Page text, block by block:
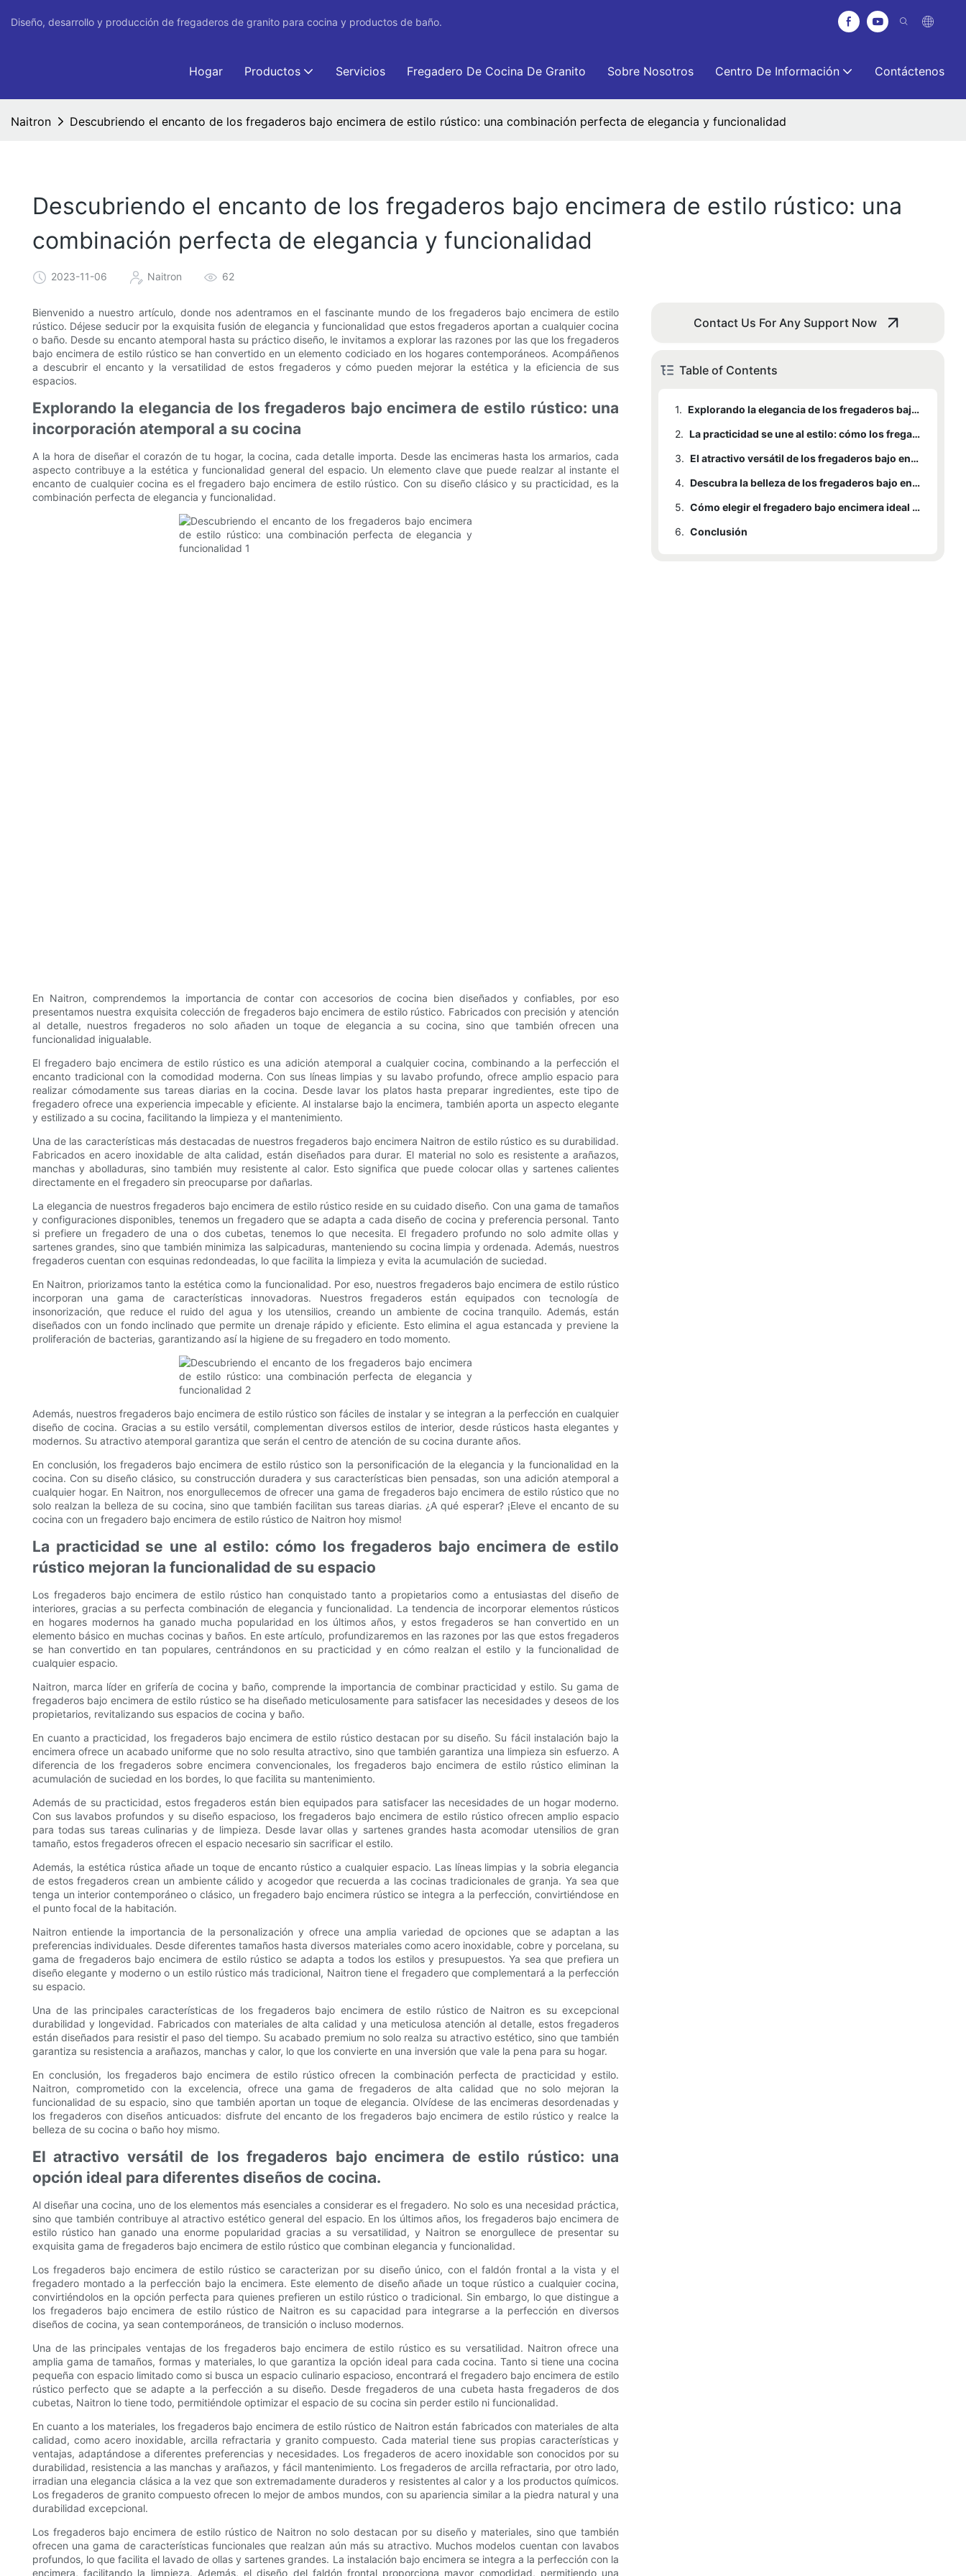
Diseño, desarrollo y producción de fregaderos de granito para cocina y productos de baño.
Hogar Productos Servicios Fregadero De Cocina De Granito Sobre Nosotros Centro De Información Contáctenos
Naitron Descubriendo el encanto de los fregaderos bajo encimera de estilo rústico: una combinación perfecta de elegancia y funcionalidad
Descubriendo el encanto de los fregaderos bajo encimera de estilo rústico: una
combinación perfecta de elegancia y funcionalidad
2023-11-06 Naitron 62
Bienvenido a nuestro artículo, donde nos adentramos en el fascinante mundo de los fregaderos bajo encimera de estilo
rústico. Déjese seducir por la exquisita fusión de elegancia y funcionalidad que estos fregaderos aportan a cualquier cocina
o baño. Desde su encanto atemporal hasta su práctico diseño, le invitamos a explorar las razones por las que los fregaderos
bajo encimera de estilo rústico se han convertido en un elemento codiciado en los hogares contemporáneos. Acompáñenos
a descubrir el encanto y la versatilidad de estos fregaderos y cómo pueden mejorar la estética y la eficiencia de sus
espacios.
Explorando la elegancia de los fregaderos bajo encimera de estilo rústico: una
incorporación atemporal a su cocina
A la hora de diseñar el corazón de tu hogar, la cocina, cada detalle importa. Desde las encimeras hasta los armarios, cada
aspecto contribuye a la estética y funcionalidad general del espacio. Un elemento clave que puede realzar al instante el
encanto de cualquier cocina es el fregadero bajo encimera de estilo rústico. Con su diseño clásico y su practicidad, es la
combinación perfecta de elegancia y funcionalidad.
En Naitron, comprendemos la importancia de contar con accesorios de cocina bien diseñados y confiables, por eso
presentamos nuestra exquisita colección de fregaderos bajo encimera de estilo rústico. Fabricados con precisión y atención
al detalle, nuestros fregaderos no solo añaden un toque de elegancia a su cocina, sino que también ofrecen una
funcionalidad inigualable.
El fregadero bajo encimera de estilo rústico es una adición atemporal a cualquier cocina, combinando a la perfección el
encanto tradicional con la comodidad moderna. Con sus líneas limpias y su lavabo profundo, ofrece amplio espacio para
realizar cómodamente sus tareas diarias en la cocina. Desde lavar los platos hasta preparar ingredientes, este tipo de
fregadero ofrece una experiencia impecable y eficiente. Al instalarse bajo la encimera, también aporta un aspecto elegante
y estilizado a su cocina, facilitando la limpieza y el mantenimiento.
Una de las características más destacadas de nuestros fregaderos bajo encimera Naitron de estilo rústico es su durabilidad.
Fabricados en acero inoxidable de alta calidad, están diseñados para durar. El material no solo es resistente a arañazos,
manchas y abolladuras, sino también muy resistente al calor. Esto significa que puede colocar ollas y sartenes calientes
directamente en el fregadero sin preocuparse por dañarlas.
La elegancia de nuestros fregaderos bajo encimera de estilo rústico reside en su cuidado diseño. Con una gama de tamaños
y configuraciones disponibles, tenemos un fregadero que se adapta a cada diseño de cocina y preferencia personal. Tanto
si prefiere un fregadero de una o dos cubetas, tenemos lo que necesita. El fregadero profundo no solo admite ollas y
sartenes grandes, sino que también minimiza las salpicaduras, manteniendo su cocina limpia y ordenada. Además, nuestros
fregaderos cuentan con esquinas redondeadas, lo que facilita la limpieza y evita la acumulación de suciedad.
En Naitron, priorizamos tanto la estética como la funcionalidad. Por eso, nuestros fregaderos bajo encimera de estilo rústico
incorporan una gama de características innovadoras. Nuestros fregaderos están equipados con tecnología de
insonorización, que reduce el ruido del agua y los utensilios, creando un ambiente de cocina tranquilo. Además, están
diseñados con un fondo inclinado que permite un drenaje rápido y eficiente. Esto elimina el agua estancada y previene la
proliferación de bacterias, garantizando así la higiene de su fregadero en todo momento.
Además, nuestros fregaderos bajo encimera de estilo rústico son fáciles de instalar y se integran a la perfección en cualquier
diseño de cocina. Gracias a su estilo versátil, complementan diversos estilos de interior, desde rústicos hasta elegantes y
modernos. Su atractivo atemporal garantiza que serán el centro de atención de su cocina durante años.
En conclusión, los fregaderos bajo encimera de estilo rústico son la personificación de la elegancia y la funcionalidad en la
cocina. Con su diseño clásico, su construcción duradera y sus características bien pensadas, son una adición atemporal a
cualquier hogar. En Naitron, nos enorgullecemos de ofrecer una gama de fregaderos bajo encimera de estilo rústico que no
solo realzan la belleza de su cocina, sino que también facilitan sus tareas diarias. ¿A qué esperar? ¡Eleve el encanto de su
cocina con un fregadero bajo encimera de estilo rústico de Naitron hoy mismo!
La practicidad se une al estilo: cómo los fregaderos bajo encimera de estilo
rústico mejoran la funcionalidad de su espacio
Los fregaderos bajo encimera de estilo rústico han conquistado tanto a propietarios como a entusiastas del diseño de
interiores, gracias a su perfecta combinación de elegancia y funcionalidad. La tendencia de incorporar elementos rústicos
en hogares modernos ha ganado mucha popularidad en los últimos años, y estos fregaderos se han convertido en un
elemento básico en muchas cocinas y baños. En este artículo, profundizaremos en las razones por las que estos fregaderos
se han convertido en tan populares, centrándonos en su practicidad y en cómo realzan el estilo y la funcionalidad de
cualquier espacio.
Naitron, marca líder en grifería de cocina y baño, comprende la importancia de combinar practicidad y estilo. Su gama de
fregaderos bajo encimera de estilo rústico se ha diseñado meticulosamente para satisfacer las necesidades y deseos de los
propietarios, revitalizando sus espacios de cocina y baño.
En cuanto a practicidad, los fregaderos bajo encimera de estilo rústico destacan por su diseño. Su fácil instalación bajo la
encimera ofrece un acabado uniforme que no solo resulta atractivo, sino que también garantiza una limpieza sin esfuerzo. A
diferencia de los fregaderos sobre encimera convencionales, los fregaderos bajo encimera de estilo rústico eliminan la
acumulación de suciedad en los bordes, lo que facilita su mantenimiento.
Además de su practicidad, estos fregaderos están bien equipados para satisfacer las necesidades de un hogar moderno.
Con sus lavabos profundos y su diseño espacioso, los fregaderos bajo encimera de estilo rústico ofrecen amplio espacio
para todas sus tareas culinarias y de limpieza. Desde lavar ollas y sartenes grandes hasta acomodar utensilios de gran
tamaño, estos fregaderos ofrecen el espacio necesario sin sacrificar el estilo.
Además, la estética rústica añade un toque de encanto rústico a cualquier espacio. Las líneas limpias y la sobria elegancia
de estos fregaderos crean un ambiente cálido y acogedor que recuerda a las cocinas tradicionales de granja. Ya sea que
tenga un interior contemporáneo o clásico, un fregadero bajo encimera rústico se integra a la perfección, convirtiéndose en
el punto focal de la habitación.
Naitron entiende la importancia de la personalización y ofrece una amplia variedad de opciones que se adaptan a las
preferencias individuales. Desde diferentes tamaños hasta diversos materiales como acero inoxidable, cobre y porcelana, su
gama de fregaderos bajo encimera de estilo rústico se adapta a todos los estilos y presupuestos. Ya sea que prefiera un
diseño elegante y moderno o un estilo rústico más tradicional, Naitron tiene el fregadero que complementará a la perfección
su espacio.
Una de las principales características de los fregaderos bajo encimera de estilo rústico de Naitron es su excepcional
durabilidad y longevidad. Fabricados con materiales de alta calidad y una meticulosa atención al detalle, estos fregaderos
están diseñados para resistir el paso del tiempo. Su acabado premium no solo realza su atractivo estético, sino que también
garantiza su resistencia a arañazos, manchas y calor, lo que los convierte en una inversión que vale la pena para su hogar.
En conclusión, los fregaderos bajo encimera de estilo rústico ofrecen la combinación perfecta de practicidad y estilo.
Naitron, comprometido con la excelencia, ofrece una gama de fregaderos de alta calidad que no solo mejoran la
funcionalidad de su espacio, sino que también aportan un toque de elegancia. Olvídese de las encimeras desordenadas y
los fregaderos con diseños anticuados: disfrute del encanto de los fregaderos bajo encimera de estilo rústico y realce la
belleza de su cocina o baño hoy mismo.
El atractivo versátil de los fregaderos bajo encimera de estilo rústico: una
opción ideal para diferentes diseños de cocina.
Al diseñar una cocina, uno de los elementos más esenciales a considerar es el fregadero. No solo es una necesidad práctica,
sino que también contribuye al atractivo estético general del espacio. En los últimos años, los fregaderos bajo encimera de
estilo rústico han ganado una enorme popularidad gracias a su versatilidad, y Naitron se enorgullece de presentar su
exquisita gama de fregaderos bajo encimera de estilo rústico que combinan elegancia y funcionalidad.
Los fregaderos bajo encimera de estilo rústico se caracterizan por su diseño único, con el faldón frontal a la vista y el
fregadero montado a la perfección bajo la encimera. Este elemento de diseño añade un toque rústico a cualquier cocina,
convirtiéndolos en la opción perfecta para quienes prefieren un estilo rústico o tradicional. Sin embargo, lo que distingue a
los fregaderos bajo encimera de estilo rústico de Naitron es su capacidad para integrarse a la perfección en diversos
diseños de cocina, ya sean contemporáneos, de transición o incluso modernos.
Una de las principales ventajas de los fregaderos bajo encimera de estilo rústico es su versatilidad. Naitron ofrece una
amplia gama de tamaños, formas y materiales, lo que garantiza la opción ideal para cada cocina. Tanto si tiene una cocina
pequeña con espacio limitado como si busca un espacio culinario espacioso, encontrará el fregadero bajo encimera de estilo
rústico perfecto que se adapte a la perfección a su diseño. Desde fregaderos de una cubeta hasta fregaderos de dos
cubetas, Naitron lo tiene todo, permitiéndole optimizar el espacio de su cocina sin perder estilo ni funcionalidad.
En cuanto a los materiales, los fregaderos bajo encimera de estilo rústico de Naitron están fabricados con materiales de alta
calidad, como acero inoxidable, arcilla refractaria y granito compuesto. Cada material tiene sus propias características y
ventajas, adaptándose a diferentes preferencias y necesidades. Los fregaderos de acero inoxidable son conocidos por su
durabilidad, resistencia a las manchas y arañazos, y fácil mantenimiento. Los fregaderos de arcilla refractaria, por otro lado,
irradian una elegancia clásica a la vez que son extremadamente duraderos y resistentes al calor y a los productos químicos.
Los fregaderos de granito compuesto ofrecen lo mejor de ambos mundos, con su apariencia similar a la piedra natural y una
durabilidad excepcional.
Los fregaderos bajo encimera de estilo rústico de Naitron no solo destacan por su diseño y materiales, sino que también
ofrecen una gama de características funcionales que realzan aún más su atractivo. Muchos modelos cuentan con lavabos
profundos, lo que facilita el lavado de ollas y sartenes grandes. La instalación bajo encimera se integra a la perfección con la
encimera, facilitando la limpieza. Además, el diseño del faldón frontal proporciona mayor comodidad, permitiendo una
Contact Us For Any Support Now
Table of Contents
1.
Explorando la elegancia de los fregaderos bajo encimera de estilo rústico: una incorporación atemporal a su cocina
2.
La practicidad se une al estilo: cómo los fregaderos bajo encimera de estilo rústico mejoran la funcionalidad de su espacio
3.
El atractivo versátil de los fregaderos bajo encimera de estilo rústico: una opción ideal para diferentes diseños de cocina.
4.
Descubra la belleza de los fregaderos bajo encimera de estilo rústico: una integración perfecta con encimeras y gabinetes
5.
Cómo elegir el fregadero bajo encimera ideal para una cocina de estilo rústico: factores a considerar para una renovación armoniosa
6. Conclusión